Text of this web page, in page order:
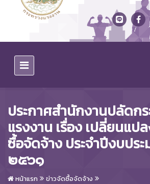
ประกาศสำนักงานปลัดกร
แรงงาน เรื่อง เปลี่ยนแป
ซื้อจัดจ้าง ประจำปีงบปร
๒๕๖๑
หน้าแรก ข่าวจัดซื้อจัดจ้าง